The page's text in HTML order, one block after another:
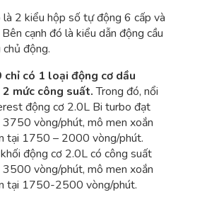
2 kiểu hộp số tự động 6 cấp và
cạnh đó là kiểu dẫn động cầu
động.
có 1 loại động cơ dầu
mức công suất.Trong đó, nổi
động cơ 2.0L Bi turbo đạt
vòng/phút, mô men xoắn
tại 1750 – 2000 vòng/phút.
động cơ 2.0L có công suất
vòng/phút, mô men xoắn
tại 1750-2500 vòng/phút.